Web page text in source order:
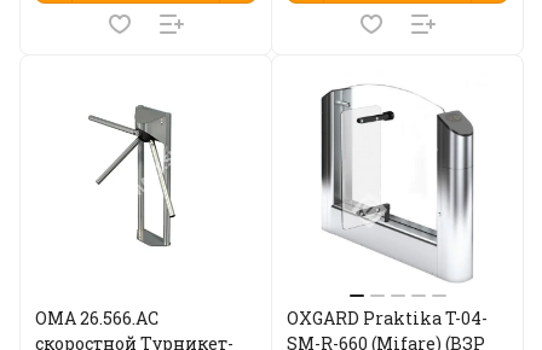
ОМА 26.566.AC
скоростной Турникет-
OXGARD Praktika T-04-
SM-R-660 (Mifare) (ВЗР